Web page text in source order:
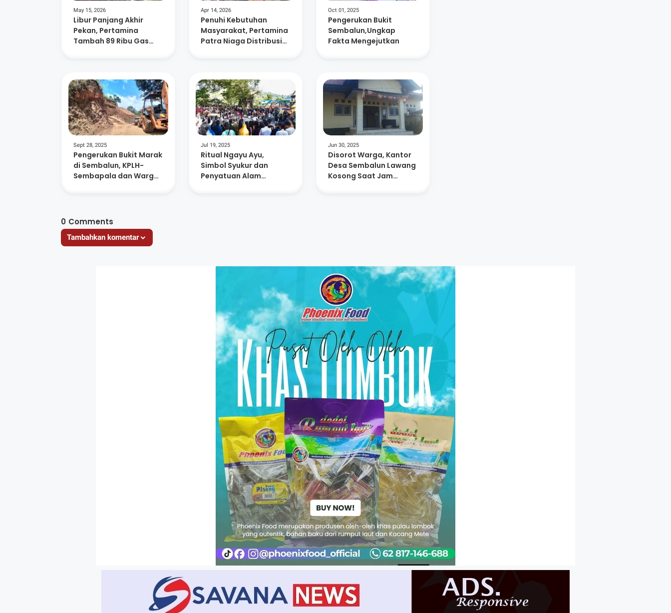
May 15, 2026
Libur Panjang Akhir
Pekan, Pertamina
Tambah 89 Ribu Gas
Apr 14, 2026
Penuhi Kebutuhan
Masyarakat, Pertamina
Patra Niaga Distribusi
Oct 01, 2025
Pengerukan Bukit
Sembalun,Ungkap
Fakta Mengejutkan
Sept 28, 2025
Pengerukan Bukit Marak
di Sembalun, KPLH-
Sembapala dan Warga
Jul 19, 2025
Ritual Ngayu Ayu,
Simbol Syukur dan
Penyatuan Alam
Jun 30, 2025
Disorot Warga, Kantor
Desa Sembalun Lawang
Kosong Saat Jam
0 Comments
Tambahkan komentar